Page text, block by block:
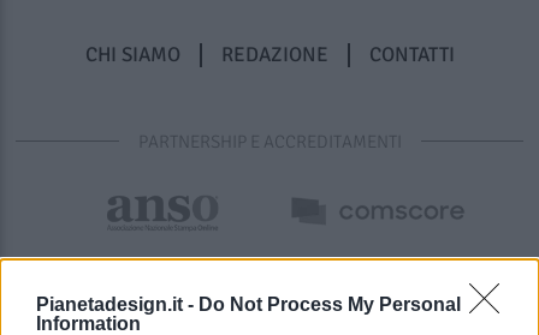
Pianetadesign.it - Do Not Process My Personal
Information
CHI SIAMO REDAZIONE CONTATTI
PARTNERSHIP E ACCREDITAMENTI